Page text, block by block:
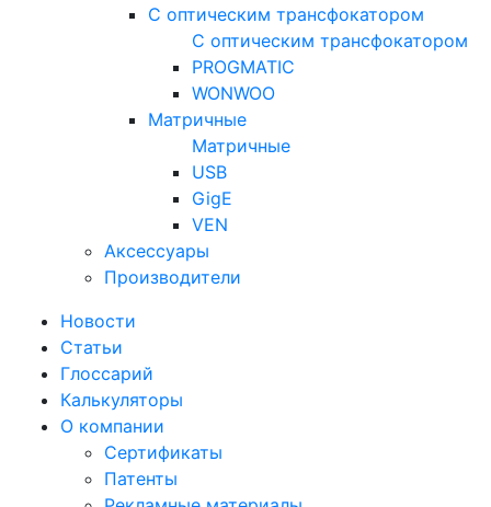
С оптическим трансфокатором
С оптическим трансфокатором
PROGMATIC
WONWOO
Матричные
Матричные
USB
GigE
VEN
Аксессуары
Производители
Новости
Статьи
Глоссарий
Калькуляторы
О компании
Сертификаты
Патенты